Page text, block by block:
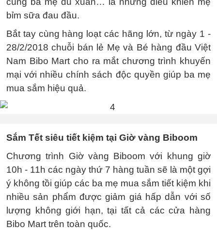
bỉm sữa đau đầu.
Bắt tay cùng hàng loạt các hãng lớn, từ ngày 1 -
28/2/2018 chuỗi bán lẻ Mẹ và Bé hàng đầu Việt
Nam Bibo Mart cho ra mắt chương trình khuyến
mại với nhiều chính sách độc quyền giúp ba mẹ
mua sắm hiệu quả.
Sắm Tết siêu tiết kiệm tại Giờ vàng Biboom
Chương trình Giờ vàng Biboom với khung giờ
10h - 11h các ngày thứ 7 hàng tuần sẽ là một gợi
ý không tồi giúp các ba mẹ mua sắm tiết kiệm khi
nhiều sản phẩm được giảm giá hấp dẫn với số
lượng không giới hạn, tại tất cả các cửa hàng
Bibo Mart trên toàn quốc.